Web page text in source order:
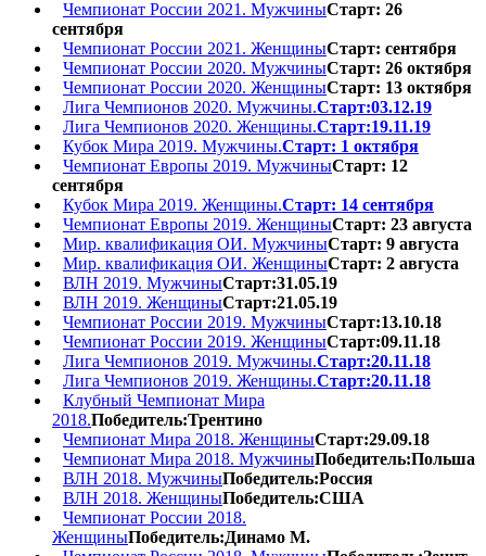
Чемпионат России 2021. МужчиныСтарт: 26
сентября
Чемпионат России 2021. ЖенщиныСтарт: сентября
Чемпионат России 2020. МужчиныСтарт: 26 октября
Чемпионат России 2020. ЖенщиныСтарт: 13 октября
Лига Чемпионов 2020. Мужчины.Старт:03.12.19
Лига Чемпионов 2020. Женщины.Старт:19.11.19
Кубок Мира 2019. Мужчины.Старт: 1 октября
Чемпионат Европы 2019. МужчиныСтарт: 12
сентября
Кубок Мира 2019. Женщины.Старт: 14 сентября
Чемпионат Европы 2019. ЖенщиныСтарт: 23 августа
Мир. квалификация ОИ. МужчиныСтарт: 9 августа
Мир. квалификация ОИ. ЖенщиныСтарт: 2 августа
ВЛН 2019. МужчиныСтарт:31.05.19
ВЛН 2019. ЖенщиныСтарт:21.05.19
Чемпионат России 2019. МужчиныСтарт:13.10.18
Чемпионат России 2019. ЖенщиныСтарт:09.11.18
Лига Чемпионов 2019. Мужчины.Старт:20.11.18
Лига Чемпионов 2019. Женщины.Старт:20.11.18
Клубный Чемпионат Мира
2018.Победитель:Трентино
Чемпионат Мира 2018. ЖенщиныСтарт:29.09.18
Чемпионат Мира 2018. МужчиныПобедитель:Польша
ВЛН 2018. МужчиныПобедитель:Россия
ВЛН 2018. ЖенщиныПобедитель:США
Чемпионат России 2018.
ЖенщиныПобедитель:Динамо М.